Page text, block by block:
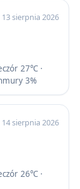
13 sierpnia 2026
27℃ ·
3%
14 sierpnia 2026
26℃ ·